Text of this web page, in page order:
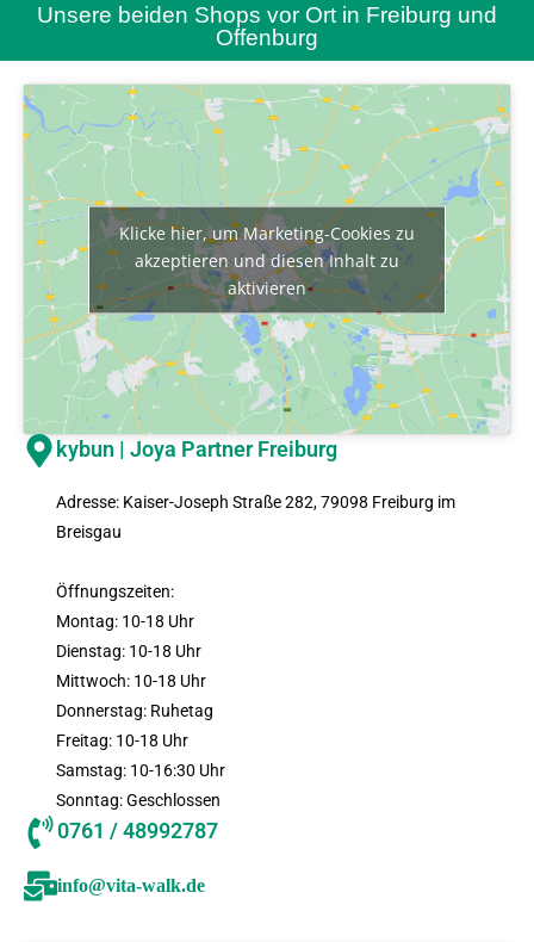
Unsere beiden Shops vor Ort in Freiburg und
Offenburg
Klicke hier, um Marketing-Cookies zu
akzeptieren und diesen Inhalt zu
aktivieren
kybun | Joya Partner Freiburg
Adresse: Kaiser-Joseph Straße 282, 79098 Freiburg im
Breisgau
Öffnungszeiten:
Montag: 10-18 Uhr
Dienstag: 10-18 Uhr
Mittwoch: 10-18 Uhr
Donnerstag: Ruhetag
Freitag: 10-18 Uhr
Samstag: 10-16:30 Uhr
Sonntag: Geschlossen
0761 / 48992787
info@vita-walk.de